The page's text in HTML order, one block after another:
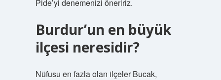
Pide’yi denemenizi öneririz.
Burdur’un en büyük
ilçesi neresidir?
Nüfusu en fazla olan ilçeler Bucak,